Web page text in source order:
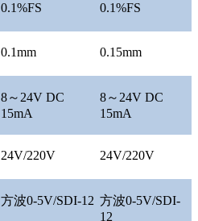
0.1%FS 0.1%FS
0.1mm 0.15mm
8～24V DC
15mA
8～24V DC
15mA
24V/220V 24V/220V
方波0-5V/SDI-12 方波0-5V/SDI-
12